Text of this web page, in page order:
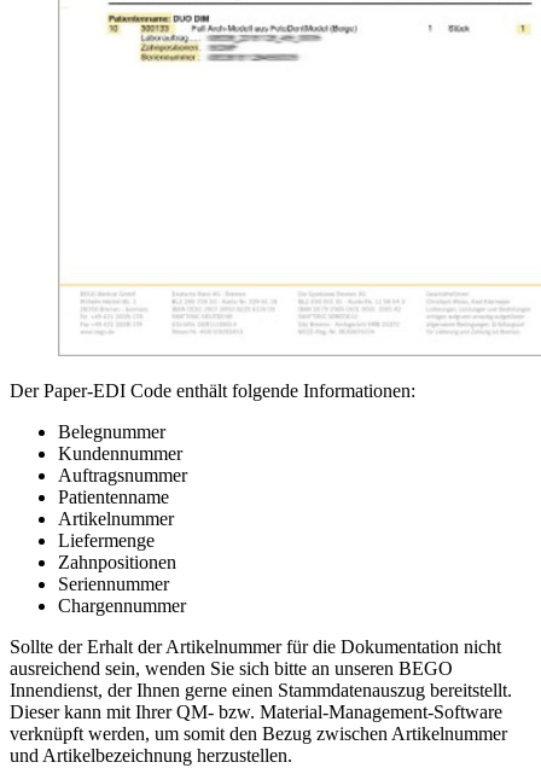
Der Paper-EDI Code enthält folgende Informationen:
Belegnummer
Kundennummer
Auftragsnummer
Patientenname
Artikelnummer
Liefermenge
Zahnpositionen
Seriennummer
Chargennummer
Sollte der Erhalt der Artikelnummer für die Dokumentation nicht
ausreichend sein, wenden Sie sich bitte an unseren BEGO
Innendienst, der Ihnen gerne einen Stammdatenauszug bereitstellt.
Dieser kann mit Ihrer QM- bzw. Material-Management-Software
verknüpft werden, um somit den Bezug zwischen Artikelnummer
und Artikelbezeichnung herzustellen.